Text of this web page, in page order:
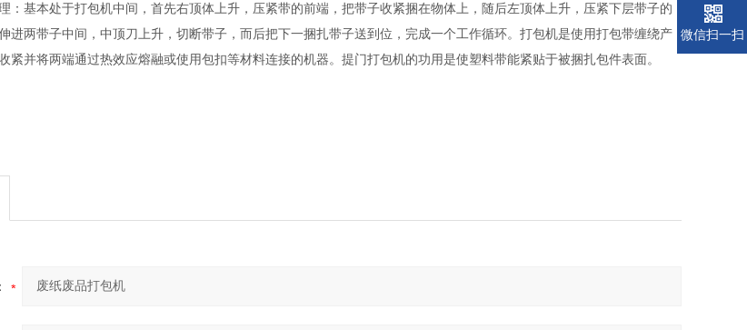
：基本处于打包机中间，首先右顶体上升，压紧带的前端，把带子收紧捆在物体上，随后左顶体上升，压紧下层带子的
进两带子中间，中顶刀上升，切断带子，而后把下一捆扎带子送到位，完成一个工作循环。打包机是使用打包带缠绕产
紧并将两端通过热效应熔融或使用包扣等材料连接的机器。提门打包机的功用是使塑料带能紧贴于被捆扎包件表面。
微信扫一扫